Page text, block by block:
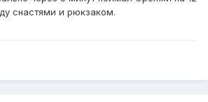
снастями и рюкзаком.